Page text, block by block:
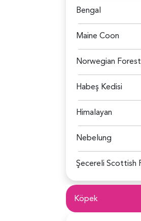
Bengal
Maine Coon
Norwegian Forest
Habeş Kedisi
Himalayan
Nebelung
Köpek